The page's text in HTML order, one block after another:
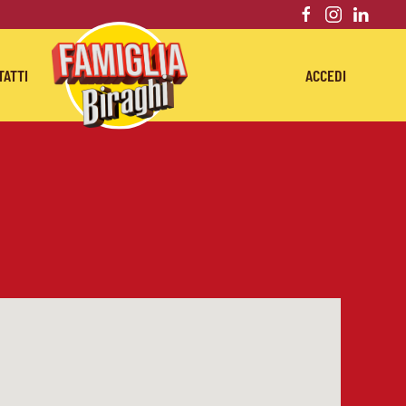
ACCEDI